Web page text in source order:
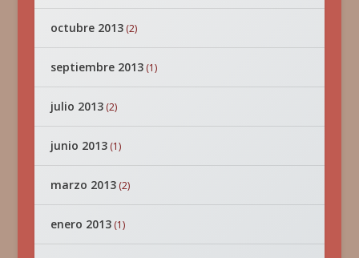
octubre 2013(2)
septiembre 2013(1)
julio 2013(2)
junio 2013(1)
marzo 2013(2)
enero 2013(1)